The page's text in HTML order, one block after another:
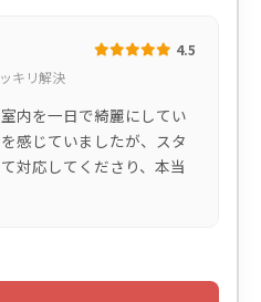
キリ解決
4.5
内を一日で綺麗にしてい
感じていましたが、スタ
対応してくださり、本当